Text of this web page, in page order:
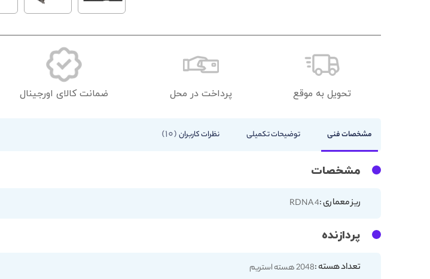
به
تحویل به موقع پرداخت در محل ضمانت کالای اورجینال
مشخصات فنی توضیحات تکمیلی نظرات کاربران 10
مشخصات
ریز معماری :RDNA 4
پردازنده
تعداد هسته :2048 هسته استریم